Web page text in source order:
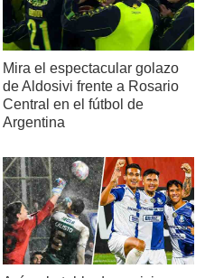
Mira el espectacular golazo
de Aldosivi frente a Rosario
Central en el fútbol de
Argentina